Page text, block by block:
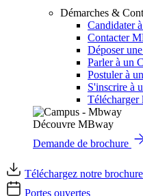
Démarches &
Candidater
Contacter
Déposer
Parler à un
Postuler à
S'inscrire à
Télécharger
Découvre MBway
Demande de brochure
Téléchargez notre brochure
Portes ouvertes